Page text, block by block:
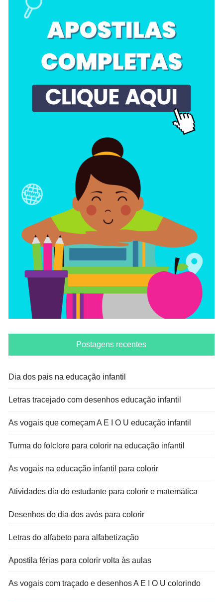
Postagens recentes
Dia dos pais na educação infantil
Letras tracejado com desenhos educação infantil
As vogais que começam A E I O U educação infantil
Turma do folclore para colorir na educação infantil
As vogais na educação infantil para colorir
Atividades dia do estudante para colorir e matemática
Desenhos do dia dos avós para colorir
Letras do alfabeto para alfabetização
Apostila férias para colorir volta às aulas
As vogais com traçado e desenhos A E I O U colorindo